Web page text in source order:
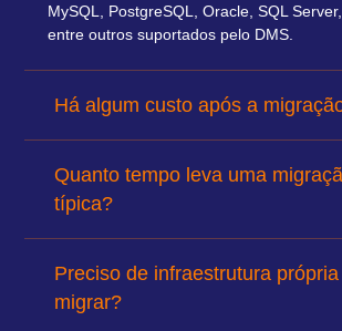
MySQL, PostgreSQL, Oracle, SQL
entre outros suportados pelo DMS.
Há algum custo após a
Quanto tempo leva uma
típica?
Preciso de infraestrutura
migrar?